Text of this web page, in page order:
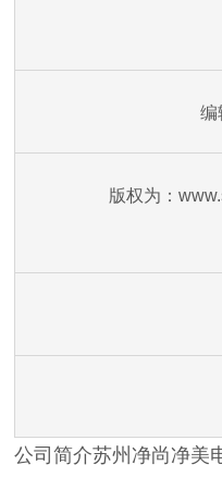
编
版权为：
公司简介苏州净尚净美